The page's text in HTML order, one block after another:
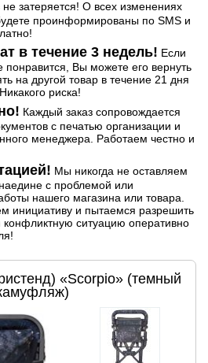
не затеряется! О всех изменениях
проинформированы по SMS и
в течение 3 недель! Если
понравится, Вы можете его вернуть
на другой товар в течение 21 дня
риска!
Каждый заказ сопровождается
с печатью организации и
менеджера. Работаем честно и
Мы никогда не оставляем
с проблемой или
нашего магазина или товара.
инициативу и пытаемся разрешить
ситуацию оперативно
«Scorpio» (темный